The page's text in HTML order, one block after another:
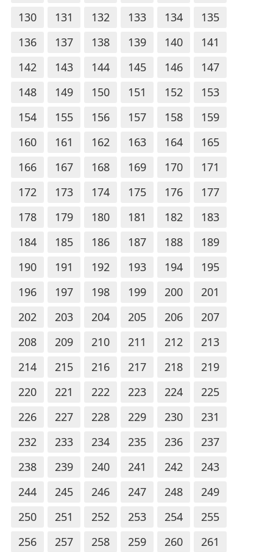
130
131 132 133 134
135
136
137 138 139 140
141
142
143 144 145 146
147
148
149 150 151 152
153
154
155 156 157 158
159
160
161 162 163 164
165
166
167 168 169 170
171
172
173 174 175 176
177
178
179 180 181 182
183
184
185 186 187 188
189
190
191 192 193 194
195
196
197 198 199 200
201
202
203 204 205 206
207
208
209 210 211 212
213
214
215 216 217 218
219
220
221 222 223 224
225
226
227 228 229 230
231
232
233 234 235 236
237
238
239 240 241 242
243
244
245 246 247 248
249
250
251 252 253 254
255
256
257 258 259 260
261